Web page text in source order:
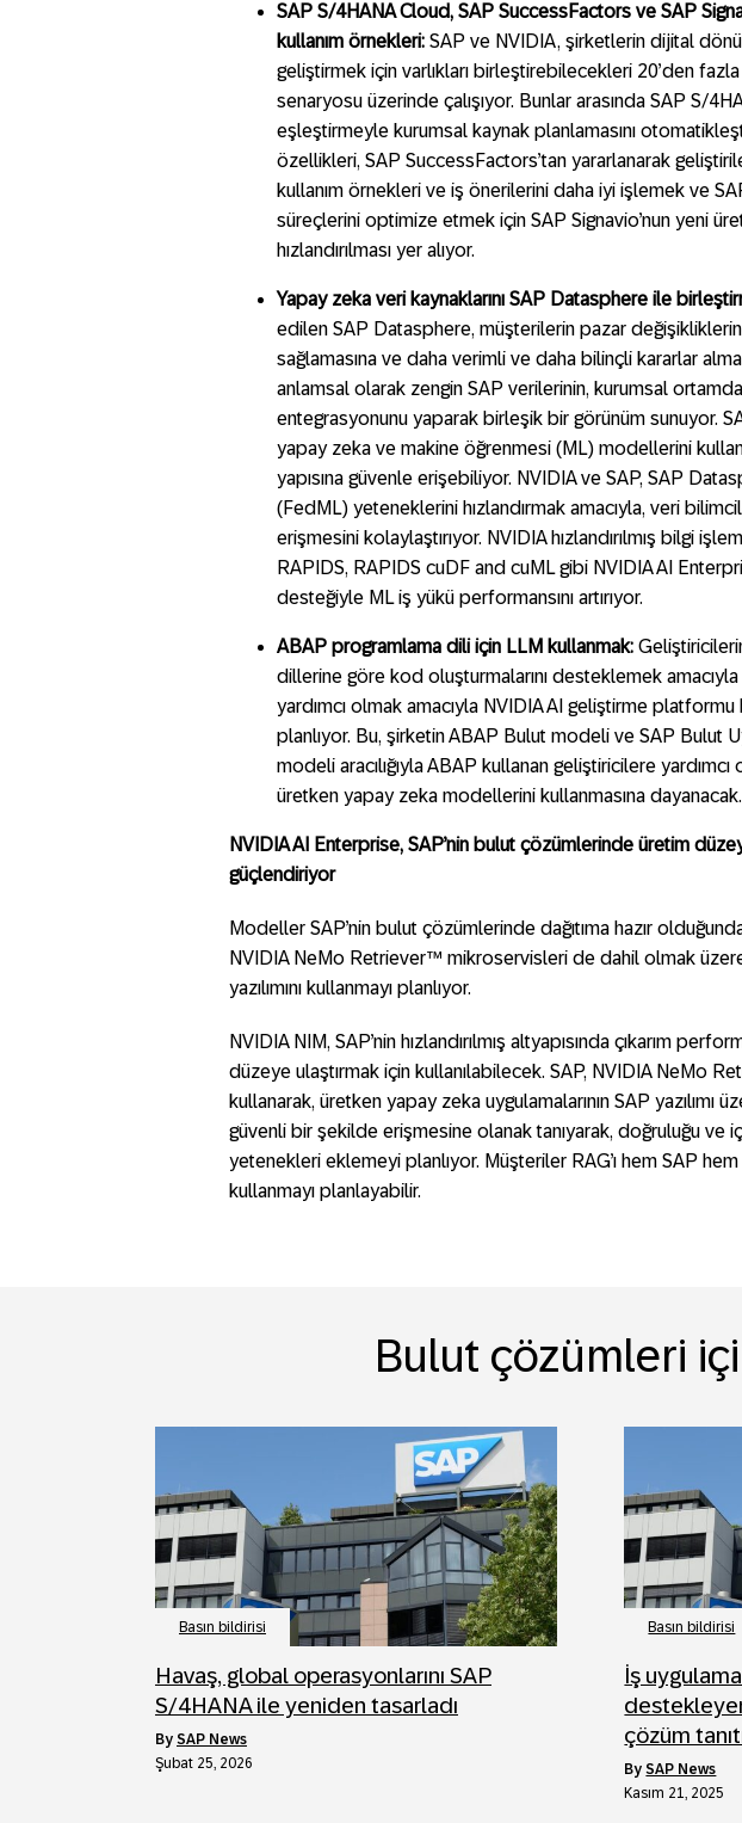
SAP S/4HANA Cloud, SAP SuccessFactors ve SAP
kullanım örnekleri: SAP ve NVIDIA, şirketlerin dijital
geliştirmek için varlıkları birleştirebilecekleri 20’den
senaryosu üzerinde çalışıyor. Bunlar arasında SAP S/
eşleştirmeyle kurumsal kaynak planlamasını
özellikleri, SAP SuccessFactors’tan yararlanarak
kullanım örnekleri ve iş önerilerini daha iyi işlemek ve
süreçlerini optimize etmek için SAP Signavio’nun yeni
hızlandırılması yer alıyor.
Yapay zeka veri kaynaklarını SAP Datasphere ile
edilen SAP Datasphere, müşterilerin pazar
sağlamasına ve daha verimli ve daha bilinçli kararlar
anlamsal olarak zengin SAP verilerinin, kurumsal
entegrasyonunu yaparak birleşik bir görünüm sunuyor.
yapay zeka ve makine öğrenmesi (ML) modellerini
yapısına güvenle erişebiliyor. NVIDIA ve SAP, SAP
(FedML) yeteneklerini hızlandırmak amacıyla, veri
erişmesini kolaylaştırıyor. NVIDIA hızlandırılmış bilgi
RAPIDS, RAPIDS cuDF and cuML gibi NVIDIA AI
desteğiyle ML iş yükü performansını artırıyor.
ABAP programlama dili için LLM kullanmak:
dillerine göre kod oluşturmalarını desteklemek
yardımcı olmak amacıyla NVIDIA AI geliştirme platformu
planlıyor. Bu, şirketin ABAP Bulut modeli ve SAP Bulut
modeli aracılığıyla ABAP kullanan geliştiricilere yardımcı
üretken yapay zeka modellerini kullanmasına dayanacak.
NVIDIA AI Enterprise, SAP’nin bulut çözümlerinde üretim
güçlendiriyor
Modeller SAP’nin bulut çözümlerinde dağıtıma hazır
NVIDIA NeMo Retriever™ mikroservisleri de dahil olmak
yazılımını kullanmayı planlıyor.
NVIDIA NIM, SAP’nin hızlandırılmış altyapısında çıkarım
düzeye ulaştırmak için kullanılabilecek. SAP, NVIDIA NeMo
kullanarak, üretken yapay zeka uygulamalarının SAP yazılımı
güvenli bir şekilde erişmesine olanak tanıyarak, doğruluğu ve
yetenekleri eklemeyi planlıyor. Müşteriler RAG’ı hem SAP
kullanmayı planlayabilir.
Bulut çözümleri
Basın bildirisi
Havaş, global operasyonlarını SAP
S/4HANA ile yeniden tasarladı
by SAP News
Şubat 25, 2026
Basın bildirisi
İş
çözüm
bySAP News
Kasım 21, 2025